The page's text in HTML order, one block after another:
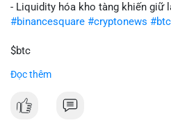
- Liquidity hóa kho tàng khiến giữ
#binancesquare #cryptonews #btc
$btc
#vlikevn
📰 Nguồn: Cointelegraph
Đọc thêm